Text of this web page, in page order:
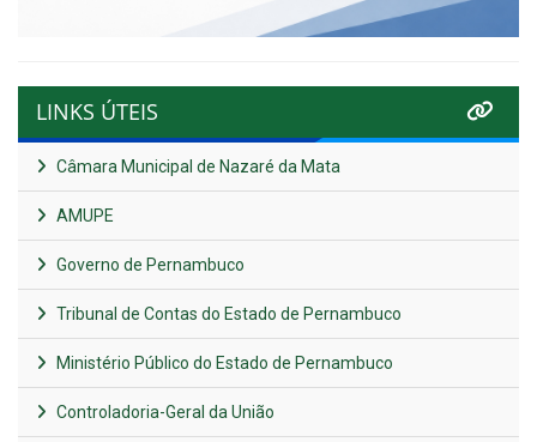
LINKS ÚTEIS
Câmara Municipal de Nazaré da Mata
AMUPE
Governo de Pernambuco
Tribunal de Contas do Estado de Pernambuco
Ministério Público do Estado de Pernambuco
Controladoria-Geral da União